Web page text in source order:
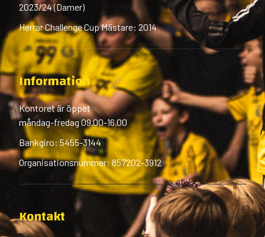
2023/24 (Damer)
Herrar Challenge Cup Mästare: 2014
Information
Kontoret är öppet
måndag-fredag 09.00-16.00
Bankgiro: 5455-3144
Organisationsnummer: 857202-3912
Kontakt